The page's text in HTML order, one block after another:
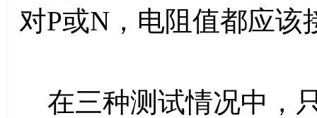
对P或N，电阻值都应该
在三种测试情况中，